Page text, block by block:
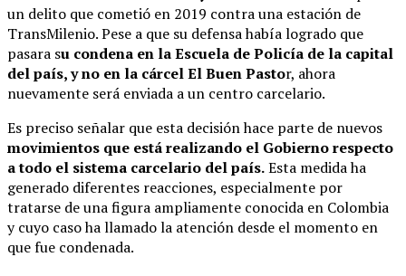
un delito que cometió en 2019 contra una estación de
TransMilenio. Pese a que su defensa había logrado que
pasara su condena en la Escuela de Policía de la capital
del país, y no en la cárcel El Buen Pastor, ahora
nuevamente será enviada a un centro carcelario.
Es preciso señalar que esta decisión hace parte de nuevos
movimientos que está realizando el Gobierno respecto
a todo el sistema carcelario del país.Esta medida ha
generado diferentes reacciones, especialmente por
tratarse de una figura ampliamente conocida en Colombia
y cuyo caso ha llamado la atención desde el momento en
que fue condenada.